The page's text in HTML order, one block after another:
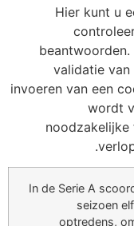
Hier kunt u
validatie
invoeren van een
wordt
In de Serie A
seizoen
optredens,